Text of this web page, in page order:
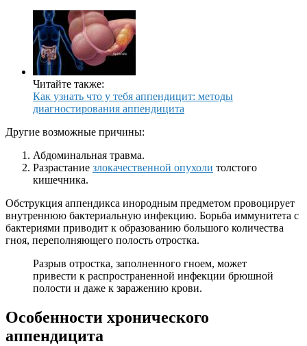
Читайте также:
Как узнать что у тебя аппендицит: методы
диагностирования аппендицита
Другие возможные причины:
Абдоминальная травма.
Разрастание злокачественной опухоли толстого
кишечника.
Обструкция аппендикса инородным предметом провоцирует
внутреннюю бактериальную инфекцию. Борьба иммунитета с
бактериями приводит к образованию большого количества
гноя, переполняющего полость отростка.
Разрыв отростка, заполненного гноем, может
привести к распространенной инфекции брюшной
полости и даже к заражению крови.
Особенности хронического
аппендицита